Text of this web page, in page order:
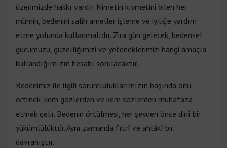
üzerimizde hakkı vardır. Nimetin kıymetini bilen her
mümin, bedenini salih ameller işleme ve iyiliğe yardım
etme yolunda kullanmalıdır. Zira gün gelecek, bedensel
gücümüzü, güzelliğimizi ve yeteneklerimizi hangi amaçla
kullandığımızın hesabı sorulacaktır.
Bedenimiz ile ilgili sorumluluklarımızın başında onu
örtmek, kem gözlerden ve kem sözlerden muhafaza
etmek gelir. Bedenin örtülmesi, her şeyden önce dinî bir
yükümlülüktür. Aynı zamanda fıtrî ve ahlâkî bir
davranıştır.